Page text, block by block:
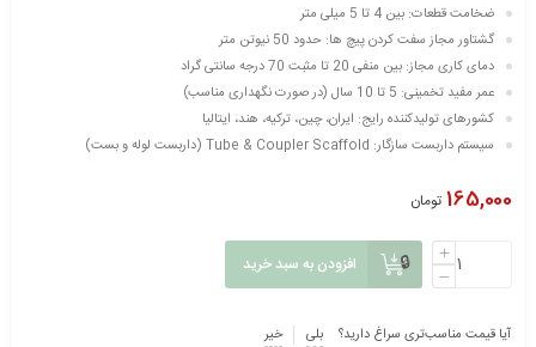
ضخامت قطعات: بین 4 تا 5 میلی متر
گشتاور مجاز سفت کردن پیچ ها: حدود 50 نیوتن متر
دمای کاری مجاز: بین منفی 20 تا مثبت 70 درجه سانتی گراد
عمر مفید تخمینی: 5 تا 10 سال (در صورت نگهداری مناسب)
کشورهای تولیدکننده رایج: ایران، چین، ترکیه، هند، ایتالیا
سیستم داربست سازگار: Tube & Coupler Scaffold (داربست لوله و بست)
165,000 تومان
افزودن به سبد خرید
آیا قیمت مناسب‌تری سراغ دارید؟ بلی خیر